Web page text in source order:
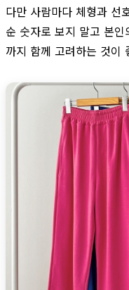
다만 사람마다 체형과 선
순 숫자로 보지 말고 본
까지 함께 고려하는 것이